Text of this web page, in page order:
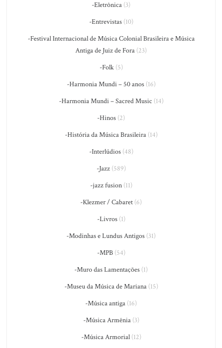
-Eletrônica (3)
-Entrevistas(10)
-Festival Internacional de Música Colonial Brasileira e Música
Antiga de Juiz de Fora (23)
-Folk(5)
-Harmonia Mundi – 50 anos(16)
-Harmonia Mundi – Sacred Music (14)
-Hinos (2)
-História da Música Brasileira(14)
-Interlúdios(48)
-Jazz(589)
-jazz fusion(11)
-Klezmer / Cabaret (6)
-Livros(1)
-Modinhas e Lundus Antigos (31)
-MPB(54)
-Muro das Lamentações (1)
-Museu da Música de Mariana(15)
-Música antiga (16)
-Música Armênia(3)
-Música Armorial(12)